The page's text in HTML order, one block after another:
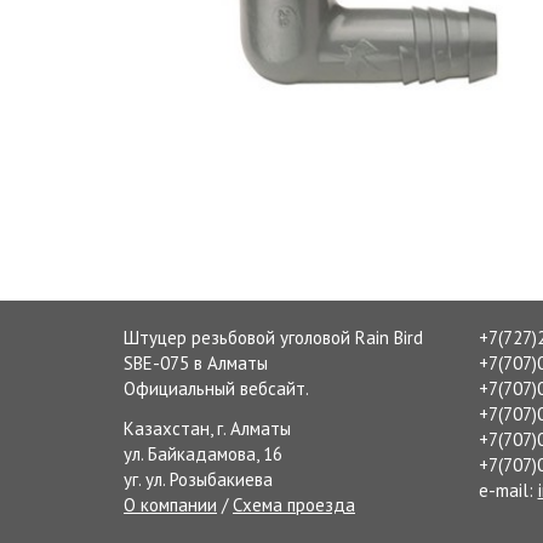
Штуцер резьбовой уголовой Rain Bird
SBE-075 в Алматы
Официальный вебсайт.
Казахстан, г. Алматы
ул. Байкадамова, 16
уг. ул. Розыбакиева
О компании /Схема проезда
e-mail: